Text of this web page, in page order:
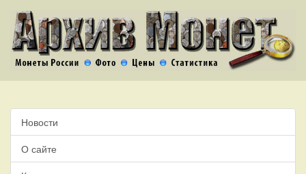
Новости
О сайте